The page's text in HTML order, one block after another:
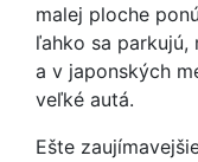
malej ploche
ľahko sa parkujú,
a v japonských
veľké autá.
Ešte